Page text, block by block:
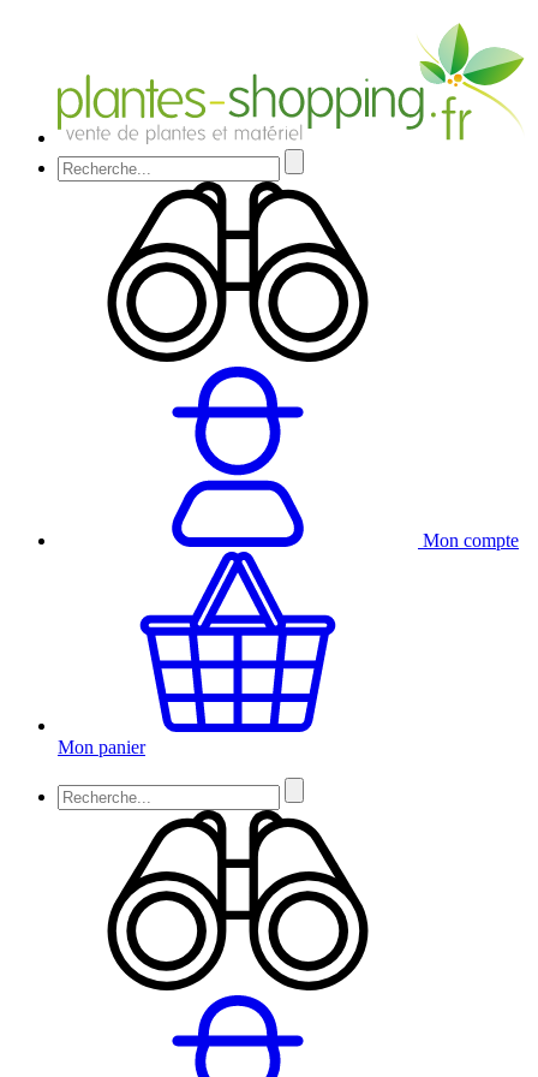
Mon compte
Mon panier